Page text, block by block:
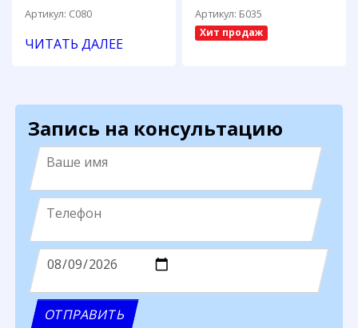
Артикул: С080
ЧИТАТЬ ДАЛЕЕ
Артикул: Б035
Хит продаж
Запись на консультацию